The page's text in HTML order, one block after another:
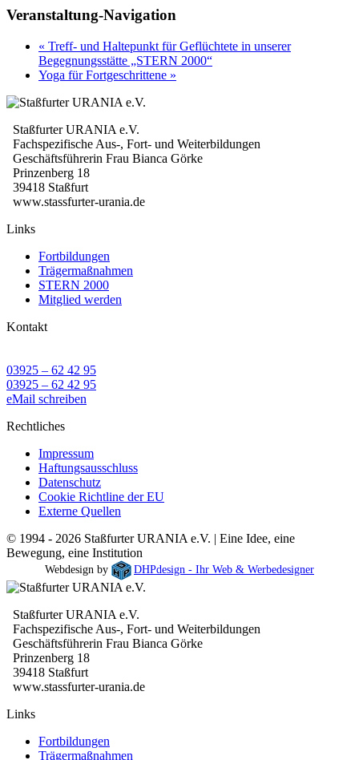
Veranstaltung-Navigation
« Treff- und Haltepunkt für Geflüchtete in unserer
Begegnungsstätte „STERN 2000“
Yoga für Fortgeschrittene »
Staßfurter URANIA e.V.
Fachspezifische Aus-, Fort- und Weiterbildungen
Geschäftsführerin Frau Bianca Görke
Prinzenberg 18
39418 Staßfurt
www.stassfurter-urania.de
Links
Fortbildungen
Trägermaßnahmen
STERN 2000
Mitglied werden
Kontakt
03925 – 62 42 95
03925 – 62 42 95
eMail schreiben
Rechtliches
Impressum
Haftungsausschluss
Datenschutz
Cookie Richtline der EU
Externe Quellen
© 1994 - 2026 Staßfurter URANIA e.V. | Eine Idee, eine
Bewegung, eine Institution
Webdesign by DHPdesign - Ihr Web & Werbedesigner
Staßfurter URANIA e.V.
Fachspezifische Aus-, Fort- und Weiterbildungen
Geschäftsführerin Frau Bianca Görke
Prinzenberg 18
39418 Staßfurt
www.stassfurter-urania.de
Links
Fortbildungen
Trägermaßnahmen